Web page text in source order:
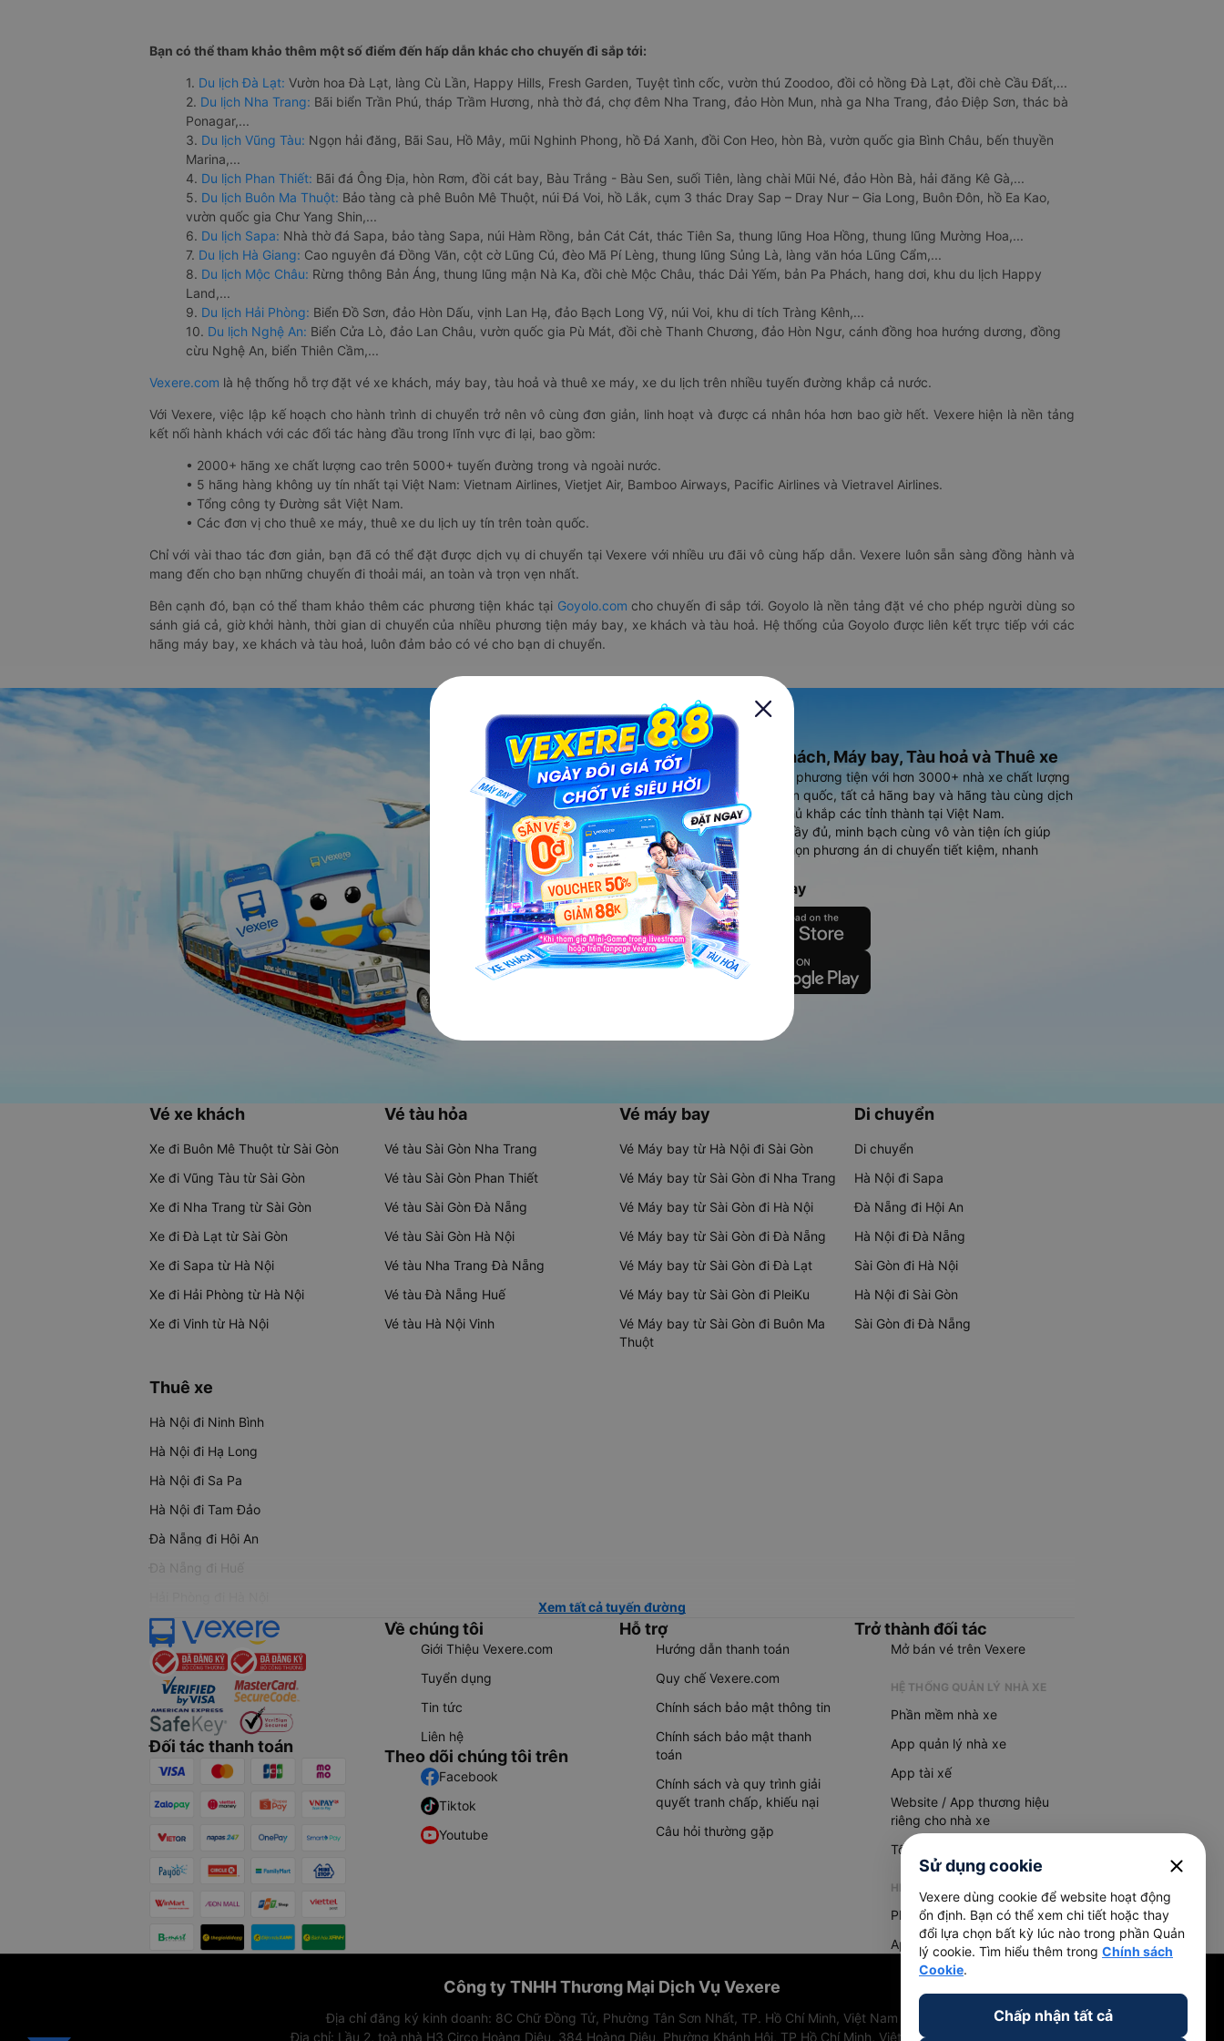
Bạn có thể tham khảo thêm một số điểm đến hấp dẫn khác cho chuyến đi sắp tới:
1. Du lịch Đà Lạt: Vườn hoa Đà Lạt, làng Cù Lần, Happy Hills, Fresh Garden, Tuyệt tình cốc, vườn thú Zoodoo, đồi cỏ hồng Đà Lạt, đồi chè Cầu Đất,...
2. Du lịch Nha Trang: Bãi biển Trần Phú, tháp Trầm Hương, nhà thờ đá, chợ đêm Nha Trang, đảo Hòn Mun, nhà ga Nha Trang, đảo Điệp Sơn, thác bà
Ponagar,...
3. Du lịch Vũng Tàu: Ngọn hải đăng, Bãi Sau, Hồ Mây, mũi Nghinh Phong, hồ Đá Xanh, đồi Con Heo, hòn Bà, vườn quốc gia Bình Châu, bến thuyền
Marina,...
4. Du lịch Phan Thiết: Bãi đá Ông Địa, hòn Rơm, đồi cát bay, Bàu Trắng - Bàu Sen, suối Tiên, làng chài Mũi Né, đảo Hòn Bà, hải đăng Kê Gà,...
5. Du lịch Buôn Ma Thuột: Bảo tàng cà phê Buôn Mê Thuột, núi Đá Voi, hồ Lắk, cụm 3 thác Dray Sap – Dray Nur – Gia Long, Buôn Đôn, hồ Ea Kao,
vườn quốc gia Chư Yang Shin,...
6. Du lịch Sapa: Nhà thờ đá Sapa, bảo tàng Sapa, núi Hàm Rồng, bản Cát Cát, thác Tiên Sa, thung lũng Hoa Hồng, thung lũng Mường Hoa,...
7. Du lịch Hà Giang: Cao nguyên đá Đồng Văn, cột cờ Lũng Cú, đèo Mã Pí Lèng, thung lũng Sủng Là, làng văn hóa Lũng Cẩm,...
8. Du lịch Mộc Châu: Rừng thông Bản Áng, thung lũng mận Nà Ka, đồi chè Mộc Châu, thác Dải Yếm, bản Pa Phách, hang dơi, khu du lịch Happy
Land,...
9. Du lịch Hải Phòng: Biển Đồ Sơn, đảo Hòn Dấu, vịnh Lan Hạ, đảo Bạch Long Vỹ, núi Voi, khu di tích Tràng Kênh,...
10. Du lịch Nghệ An: Biển Cửa Lò, đảo Lan Châu, vườn quốc gia Pù Mát, đồi chè Thanh Chương, đảo Hòn Ngư, cánh đồng hoa hướng dương, đồng
cừu Nghệ An, biển Thiên Cầm,...
Vexere.com là hệ thống hỗ trợ đặt vé xe khách, máy bay, tàu hoả và thuê xe máy, xe du lịch trên nhiều tuyến đường khắp cả nước.
Với Vexere, việc lập kế hoạch cho hành trình di chuyển trở nên vô cùng đơn giản, linh hoạt và được cá nhân hóa hơn bao giờ hết. Vexere hiện là nền tảng
kết nối hành khách với các đối tác hàng đầu trong lĩnh vực đi lại, bao gồm:
• 2000+ hãng xe chất lượng cao trên 5000+ tuyến đường trong và ngoài nước.
• 5 hãng hàng không uy tín nhất tại Việt Nam: Vietnam Airlines, Vietjet Air, Bamboo Airways, Pacific Airlines và Vietravel Airlines.
• Tổng công ty Đường sắt Việt Nam.
• Các đơn vị cho thuê xe máy, thuê xe du lịch uy tín trên toàn quốc.
Chỉ với vài thao tác đơn giản, bạn đã có thể đặt được dịch vụ di chuyển tại Vexere với nhiều ưu đãi vô cùng hấp dẫn. Vexere luôn sẵn sàng đồng hành và
mang đến cho bạn những chuyến đi thoải mái, an toàn và trọn vẹn nhất.
Bên cạnh đó, bạn có thể tham khảo thêm các phương tiện khác tại Goyolo.com cho chuyến đi sắp tới. Goyolo là nền tảng đặt vé cho phép người dùng so
sánh giá cả, giờ khởi hành, thời gian di chuyển của nhiều phương tiện máy bay, xe khách và tàu hoả. Hệ thống của Goyolo được liên kết trực tiếp với các
hãng máy bay, xe khách và tàu hoả, luôn đảm bảo có vé cho bạn di chuyển.
Ứng dụng đặt vé Xe khách, Máy bay, Tàu hoả và Thuê xe
Vexere - ứng dụng đặt vé đa phương tiện với hơn 3000+ nhà xe chất lượng
cao, 5000+ tuyến đường toàn quốc, tất cả hãng bay và hãng tàu cùng dịch
vụ thuê xe máy, xe du lịch phủ khắp các tỉnh thành tại Việt Nam.
Ứng dụng hiển thị thông tin đầy đủ, minh bạch cùng vô vàn tiện ích giúp
người dùng so sánh và lựa chọn phương án di chuyển tiết kiệm, nhanh
chóng và phù hợp nhất.
Tải ứng dụng Vexere ngay
Vé xe khách
Xe đi Buôn Mê Thuột từ Sài Gòn
Xe đi Vũng Tàu từ Sài Gòn
Xe đi Nha Trang từ Sài Gòn
Xe đi Đà Lạt từ Sài Gòn
Xe đi Sapa từ Hà Nội
Xe đi Hải Phòng từ Hà Nội
Xe đi Vinh từ Hà Nội
Vé tàu hỏa
Vé tàu Sài Gòn Nha Trang
Vé tàu Sài Gòn Phan Thiết
Vé tàu Sài Gòn Đà Nẵng
Vé tàu Sài Gòn Hà Nội
Vé tàu Nha Trang Đà Nẵng
Vé tàu Đà Nẵng Huế
Vé tàu Hà Nội Vinh
Vé máy bay
Vé Máy bay từ Hà Nội đi Sài Gòn
Vé Máy bay từ Sài Gòn đi Nha Trang
Vé Máy bay từ Sài Gòn đi Hà Nội
Vé Máy bay từ Sài Gòn đi Đà Nẵng
Vé Máy bay từ Sài Gòn đi Đà Lạt
Vé Máy bay từ Sài Gòn đi PleiKu
Vé Máy bay từ Sài Gòn đi Buôn Ma
Thuột
Di chuyển
Di chuyển
Hà Nội đi Sapa
Đà Nẵng đi Hội An
Hà Nội đi Đà Nẵng
Sài Gòn đi Hà Nội
Hà Nội đi Sài Gòn
Sài Gòn đi Đà Nẵng
Thuê xe
Hà Nội đi Ninh Bình
Hà Nội đi Hạ Long
Hà Nội đi Sa Pa
Hà Nội đi Tam Đảo
Đà Nẵng đi Hội An
Đà Nẵng đi Huế
Xem tất cả tuyến đường
Đối tác thanh toán
Về chúng tôi
Giới Thiệu Vexere.com
Tuyển dụng
Tin tức
Liên hệ
Theo dõi chúng tôi trên
Facebook
Tiktok
Youtube
Hỗ trợ
Hướng dẫn thanh toán
Quy chế Vexere.com
Chính sách bảo mật thông tin
Chính sách bảo mật thanh
toán
Chính sách và quy trình giải
quyết tranh chấp, khiếu nại
Câu hỏi thường gặp
Trở thành đối tác
Mở bán vé trên Vexere
HỆ THỐNG QUẢN LÝ NHÀ XE
Phần mềm nhà xe
App quản lý nhà xe
App tài xế
Website / App thương hiệu
riêng cho nhà xe
Tổng đài AI
HỆ THỐNG QUẢN LÝ HÀNG HOÁ
Phần mềm quản lý hàng hoá
App quản lý hàng hoá
Công ty TNHH Thương Mại Dịch Vụ Vexere
Địa chỉ đăng ký kinh doanh: 8C Chữ Đồng Tử, Phường Tân Sơn Nhất, TP. Hồ Chí Minh, Việt Nam
Địa chỉ: Lầu 2, toà nhà H3 Circo Hoàng Diệu, 384 Hoàng Diệu, Phường Khánh Hội, TP Hồ Chí Minh, Việt Nam
Sử dụng cookie close
Vexere dùng cookie để website hoạt động
ổn định. Bạn có thể xem chi tiết hoặc thay
đổi lựa chọn bất kỳ lúc nào trong phần Quản
lý cookie. Tìm hiểu thêm trong Chính sách
Cookie.
Chấp nhận tất cả